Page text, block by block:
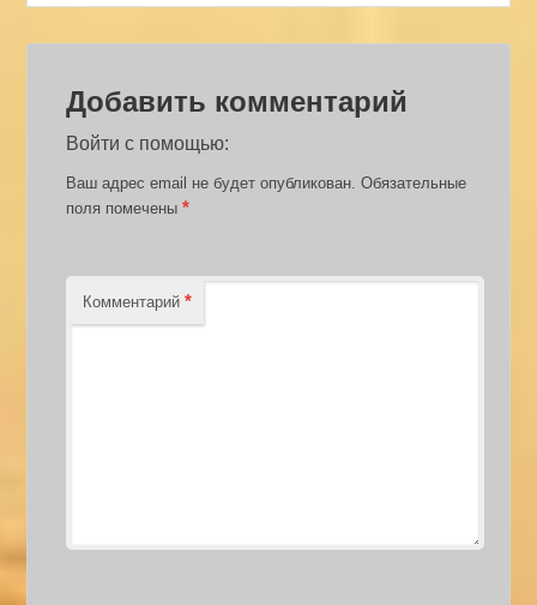
Добавить комментарий
Войти с помощью:
Ваш адрес email не будет опубликован. Обязательные
поля помечены*
Комментарий*